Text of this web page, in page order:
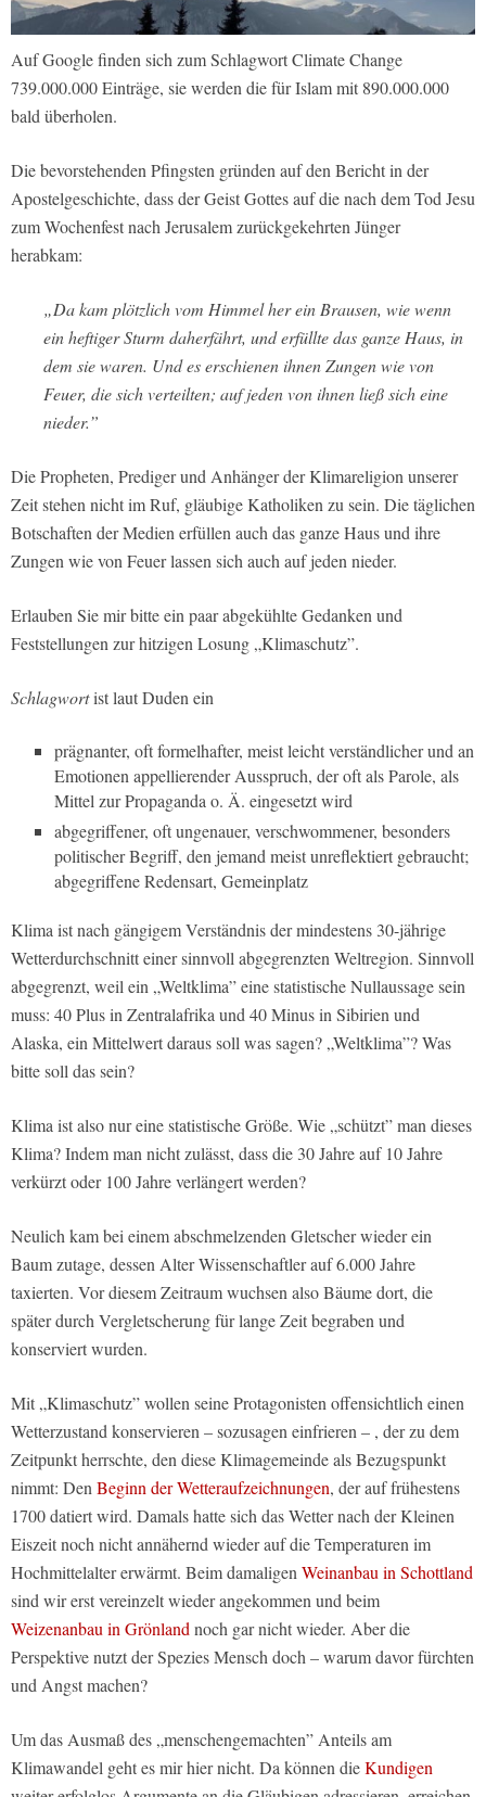
Auf Google finden sich zum Schlagwort Climate Change
739.000.000 Einträge, sie werden die für Islam mit 890.000.000
bald überholen.
Die bevorstehenden Pfingsten gründen auf den Bericht in der
Apostelgeschichte, dass der Geist Gottes auf die nach dem Tod Jesu
zum Wochenfest nach Jerusalem zurückgekehrten Jünger
herabkam:
„Da kam plötzlich vom Himmel her ein Brausen, wie wenn
ein heftiger Sturm daherfährt, und erfüllte das ganze Haus, in
dem sie waren. Und es erschienen ihnen Zungen wie von
Feuer, die sich verteilten; auf jeden von ihnen ließ sich eine
nieder.”
Die Propheten, Prediger und Anhänger der Klimareligion unserer
Zeit stehen nicht im Ruf, gläubige Katholiken zu sein. Die täglichen
Botschaften der Medien erfüllen auch das ganze Haus und ihre
Zungen wie von Feuer lassen sich auch auf jeden nieder.
Erlauben Sie mir bitte ein paar abgekühlte Gedanken und
Feststellungen zur hitzigen Losung „Klimaschutz”.
Schlagwortist laut Duden ein
prägnanter, oft formelhafter, meist leicht verständlicher und an
Emotionen appellierender Ausspruch, der oft als Parole, als
Mittel zur Propaganda o. Ä. eingesetzt wird
abgegriffener, oft ungenauer, verschwommener, besonders
politischer Begriff, den jemand meist unreflektiert gebraucht;
abgegriffene Redensart, Gemeinplatz
Klima ist nach gängigem Verständnis der mindestens 30-jährige
Wetterdurchschnitt einer sinnvoll abgegrenzten Weltregion. Sinnvoll
abgegrenzt, weil ein „Weltklima” eine statistische Nullaussage sein
muss: 40 Plus in Zentralafrika und 40 Minus in Sibirien und
Alaska, ein Mittelwert daraus soll was sagen? „Weltklima”? Was
bitte soll das sein?
Klima ist also nur eine statistische Größe. Wie „schützt” man dieses
Klima? Indem man nicht zulässt, dass die 30 Jahre auf 10 Jahre
verkürzt oder 100 Jahre verlängert werden?
Neulich kam bei einem abschmelzenden Gletscher wieder ein
Baum zutage, dessen Alter Wissenschaftler auf 6.000 Jahre
taxierten. Vor diesem Zeitraum wuchsen also Bäume dort, die
später durch Vergletscherung für lange Zeit begraben und
konserviert wurden.
Mit „Klimaschutz” wollen seine Protagonisten offensichtlich einen
Wetterzustand konservieren – sozusagen einfrieren – , der zu dem
Zeitpunkt herrschte, den diese Klimagemeinde als Bezugspunkt
nimmt: Den Beginn der Wetteraufzeichnungen, der auf frühestens
1700 datiert wird. Damals hatte sich das Wetter nach der Kleinen
Eiszeit noch nicht annähernd wieder auf die Temperaturen im
Hochmittelalter erwärmt. Beim damaligen Weinanbau in Schottland
sind wir erst vereinzelt wieder angekommen und beim
Weizenanbau in Grönland noch gar nicht wieder. Aber die
Perspektive nutzt der Spezies Mensch doch – warum davor fürchten
und Angst machen?
Um das Ausmaß des „menschengemachten” Anteils am
Klimawandel geht es mir hier nicht. Da können dieKundigen